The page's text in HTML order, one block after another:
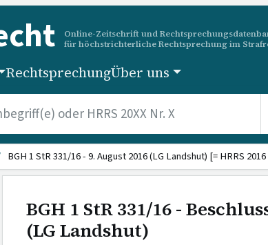
Online-Zeitschrift und
für höchstrichterliche Rechtsprechung im
RechtsprechungÜber uns
BGH 1 StR 331/16 - 9. August 2016 (LG Landshut) [= HRRS 2016
BGH 1 StR 331/16 -
(LG Landshut)